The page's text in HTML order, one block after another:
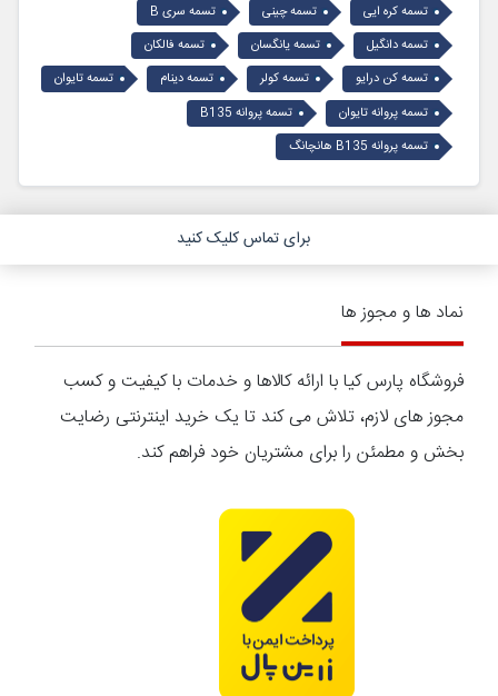
تسمه کره ایی
تسمه چینی
تسمه سری B
تسمه دانگیل
تسمه یانگسان
تسمه فالکان
تسمه کن درایو
تسمه کولر تسمه دینام
تسمه تایوان
تسمه پروانه تایوان
تسمه پروانه B135
تسمه پروانه B135 هانچانگ
برای تماس کلیک کنید
نماد ها و مجوز ها
فروشگاه پارس کیا با ارائه کالاها و خدمات با کیفیت و کسب
مجوز های لازم، تلاش می کند تا یک خرید اینترنتی رضایت
بخش و مطمئن را برای مشتریان خود فراهم کند.